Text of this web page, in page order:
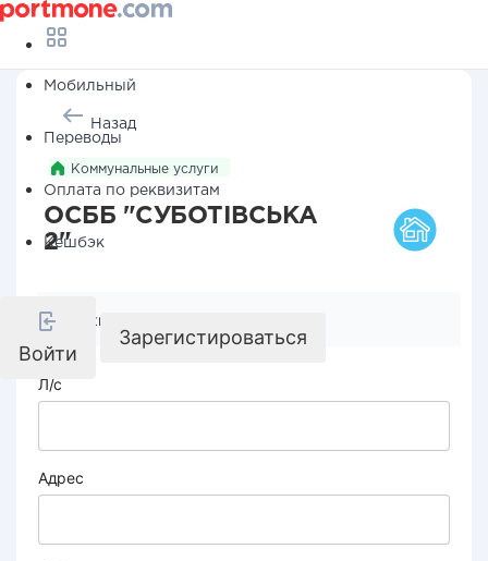
Мобильный
Переводы
Оплата по реквизитам
Кешбэк
Войти
Зарегистироваться
Назад
Коммунальные услуги
ОСББ "СУБОТІВСЬКА
2"
Реквизиты компании
Л/с
Адрес